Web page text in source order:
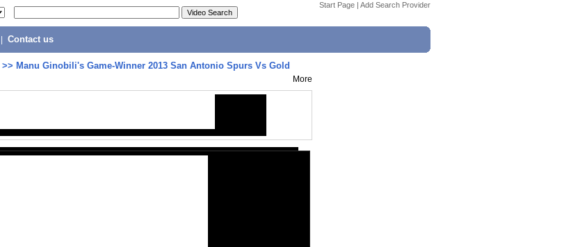
Start Page | Add Search Provider
Contact us
>> Manu Ginobili's Game-Winner 2013 San Antonio Spurs Vs Gold
More